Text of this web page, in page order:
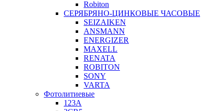
Robiton
СЕРЯБРЯНО-ЦИНКОВЫЕ ЧАСОВЫЕ
SEIZAIKEN
ANSMANN
ENERGIZER
MAXELL
RENATA
ROBITON
SONY
VARTA
Фотолитиевые
123A